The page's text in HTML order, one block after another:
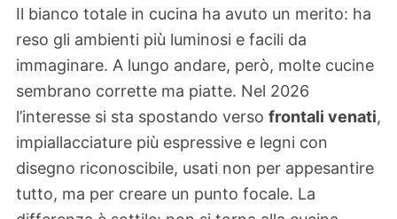
Il bianco totale in cucina ha avuto un merito: ha
reso gli ambienti più luminosi e facili da
immaginare. A lungo andare, però, molte cucine
sembrano corrette ma piatte. Nel 2026
l’interesse si sta spostando verso frontali venati,
impiallacciature più espressive e legni con
disegno riconoscibile, usati non per appesantire
tutto, ma per creare un punto focale. La